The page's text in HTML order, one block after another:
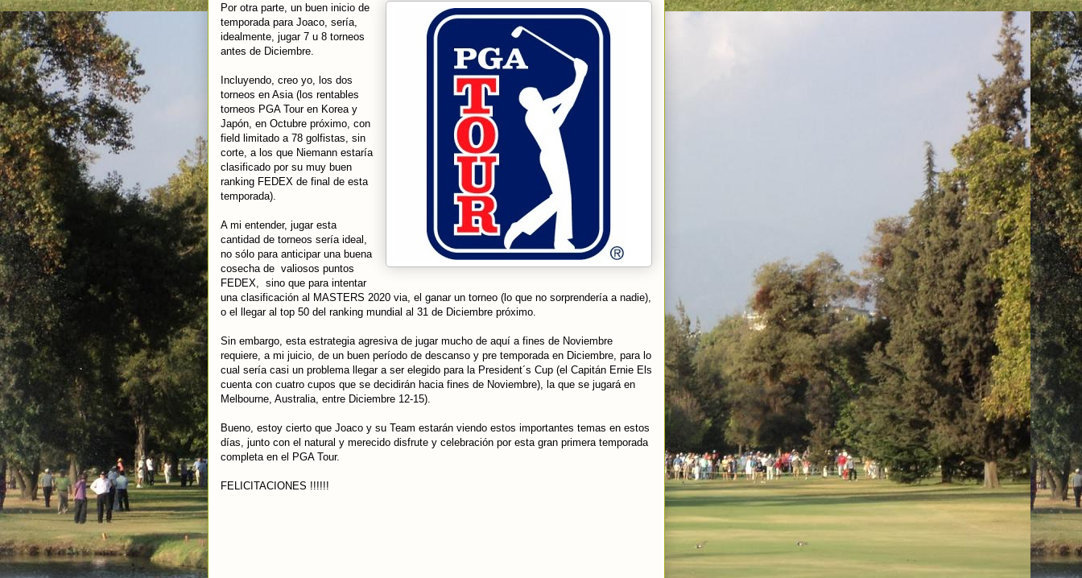
Por otra parte, un buen inicio de
temporada para Joaco, sería,
idealmente, jugar 7 u 8 torneos
antes de Diciembre.
Incluyendo, creo yo, los dos
torneos en Asia (los rentables
torneos PGA Tour en Korea y
Japón, en Octubre próximo, con
field limitado a 78 golfistas, sin
corte, a los que Niemann estaría
clasificado por su muy buen
ranking FEDEX de final de esta
temporada).
A mi entender, jugar esta
cantidad de torneos sería ideal,
no sólo para anticipar una buena
cosecha de valiosos puntos
FEDEX, sino que para intentar
una clasificación al MASTERS 2020 via, el ganar un torneo (lo que no sorprendería a nadie),
o el llegar al top 50 del ranking mundial al 31 de Diciembre próximo.
Sin embargo, esta estrategia agresiva de jugar mucho de aquí a fines de Noviembre
requiere, a mi juicio, de un buen período de descanso y pre temporada en Diciembre, para lo
cual sería casi un problema llegar a ser elegido para la President´s Cup (el Capitán Ernie Els
cuenta con cuatro cupos que se decidirán hacia fines de Noviembre), la que se jugará en
Melbourne, Australia, entre Diciembre 12-15).
Bueno, estoy cierto que Joaco y su Team estarán viendo estos importantes temas en estos
días, junto con el natural y merecido disfrute y celebración por esta gran primera temporada
completa en el PGA Tour.
FELICITACIONES !!!!!!